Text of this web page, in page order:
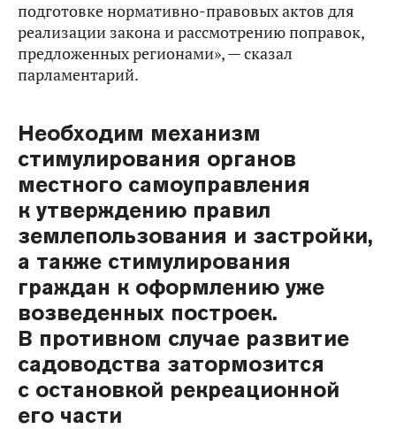
подготовке нормативно-правовых актов для
реализации закона и рассмотрению поправок,
предложенных регионами», — сказал
парламентарий.
Необходим механизм
стимулирования органов
местного самоуправления
к утверждению правил
землепользования и застройки,
а также стимулирования
граждан к оформлению уже
возведенных построек.
В противном случае развитие
садоводства затормозится
с остановкой рекреационной
его части